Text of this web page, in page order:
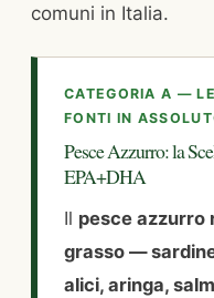
comuni in Italia.
CATEGORIA A —
FONTI IN
Pesce Azzurro: la
EPA+DHA
Il pesce azzurro
grasso —
alici, aringa,